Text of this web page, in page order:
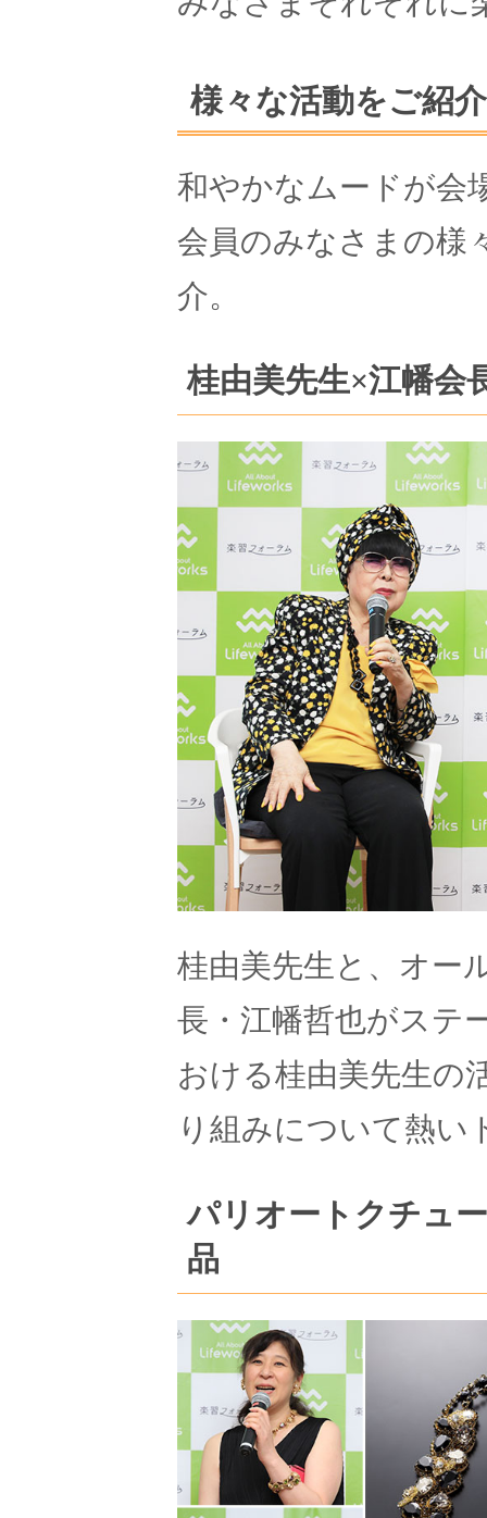
様々な活動をご紹介
和やかなムードが会
会員のみなさまの様
介。
桂由美先生×江幡会
桂由美先生と、オー
長・江幡哲也がステ
おける桂由美先生の
り組みについて熱い
パリオートクチュ
品